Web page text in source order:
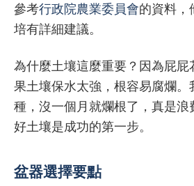
參考行政院農業委員會的資料，
培有詳細建議。
為什麼土壤這麼重要？因為屁屁
果土壤保水太強，根容易腐爛。
種，沒一個月就爛根了，真是浪
好土壤是成功的第一步。
盆器選擇要點